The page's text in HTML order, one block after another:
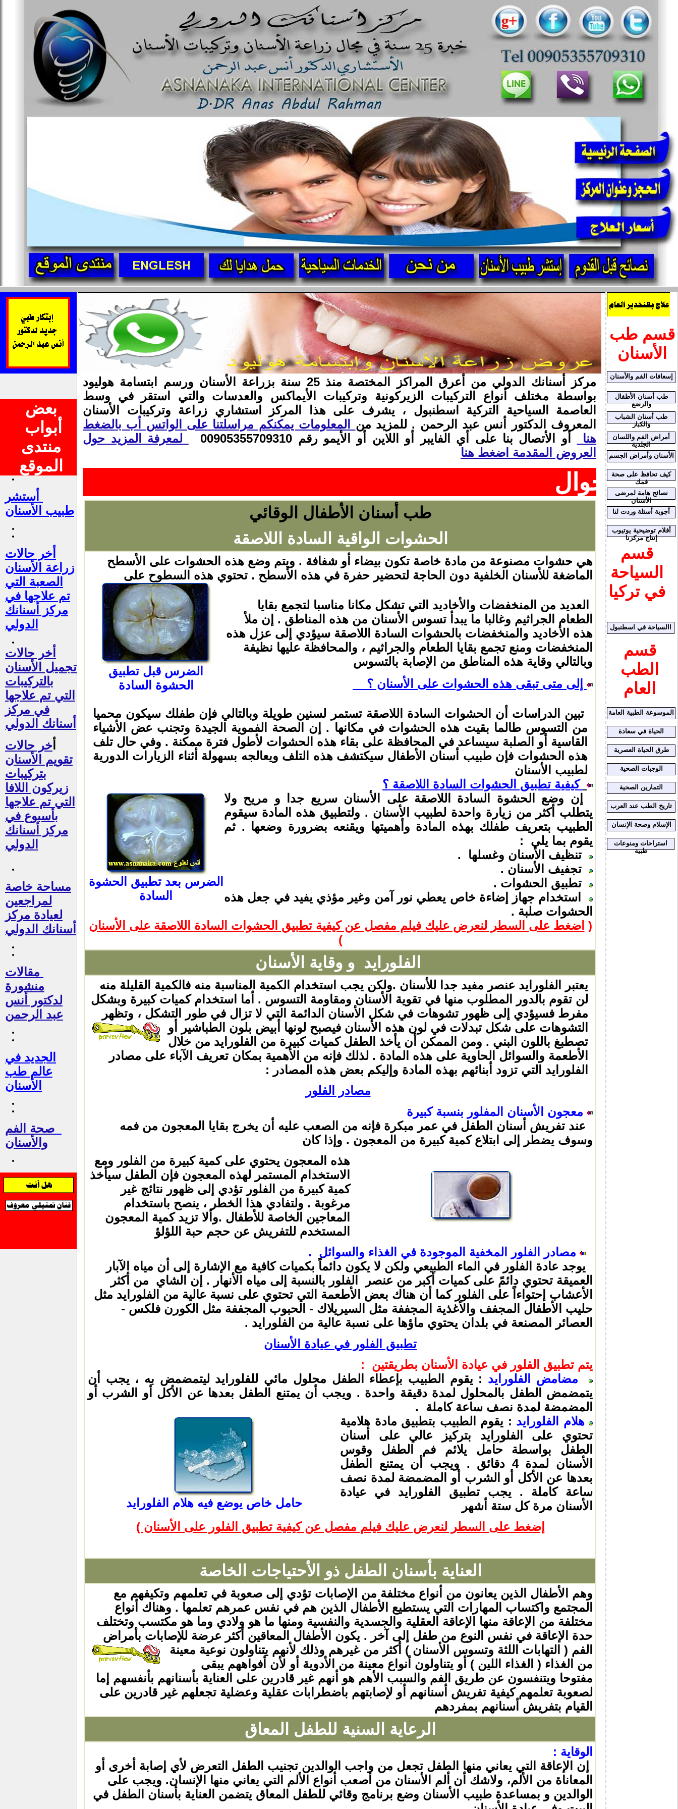
بعض
أبواب
منتدى
الموقع
أستشر
طبيب الأسنان
أخر حالات
زراعة الأسنان
الصعبة التي
تم علاجها في
مركز أسنانك
الدولي
أخر حالات
تجميل الأسنان
بالتركيبات
التي تم علاجها
في مركز
أسنانك الدولي
خر حالات
تقويم الأسنان
بتركيبات
زيركون اللافا
التي تم علاجها
بأسبوع في
مركز أسنانك
الدولي
مساحة خاصة
لمراجعين
لعيادة مركز
أسنانك الدولي
مقالات
منشورة
لدكتور أنس
عبد الرحمن
الجديد في
عالم طب
الأسنان
صحة الفم
والأسنان
مركز أسنانك الدولي من أعرق المراكز المختصة منذ 25 سنة بزراعة الأسنان ورسم ابتسامة هوليود
بواسطة مختلف أنواع التركيبات الزيركونية وتركيبات الأيماكس والعدسات والتي استقر في وسط
العاصمة السياحية التركية اسطنبول ، يشرف على هذا المركز استشاري زراعة وتركيبات الأسنان
المعروف الدكتور أنس عبد الرحمن . للمزيد من المعلومات يمكنكم مراسلتنا على الواتس أب بالضغط
هنا
أو الأتصال بنا على أي الفايبر أو اللاين أو الأيمو رقم 00905355709310
لمعرفة المزيد حول
العروض المقدمة اضغط هنا
طب أسنان الأطفال الوقائي
الحشوات الواقية السادة اللاصقة
هي حشوات مصنوعة من مادة خاصة تكون بيضاء أو شفافة . ويتم وضع هذه الحشوات على الأسطح
الماضغة للأسنان الخلفية دون الحاجة لتحضير حفرة في هذه الأسطح . تحتوي هذه السطوح على
العديد من المنخفضات والأخاديد التي تشكل مكانا مناسبا لتجمع بقايا
الطعام الجراثيم وغالبا ما يبدأ تسوس الأسنان من هذه المناطق . إن ملأ
هذه الأخاديد والمنخفضات بالحشوات السادة اللاصقة سيؤدي إلى عزل هذه
المنخفضات ومنع تجمع بقايا الطعام والجراثيم ، والمحافظة عليها نظيفة
وبالتالي وقاية هذه المناطق من الإصابة بالتسوس
إلى متى تبقى هذه الحشوات على الأسنان ؟
الضرس قبل تطبيق
الحشوة السادة
تبين الدراسات أن الحشوات السادة اللاصقة تستمر لسنين طويلة وبالتالي فإن طفلك سيكون محميا
من التسوس طالما بقيت هذه الحشوات في مكانها . إن الصحة الفموية الجيدة وتجنب عض الأشياء
القاسية أو الصلبة سيساعد في المحافظة على بقاء هذه الحشوات لأطول فترة ممكنة . وفي حال تلف
هذه الحشوات فإن طبيب أسنان الأطفال سيكتشف هذه التلف ويعالجه بسهولة أثناء الزيارات الدورية
لطبيب الأسنان
كيفية تطبيق الحشوات السادة اللاصقة ؟
إن وضع الحشوة السادة اللاصقة على الأسنان سريع جدا و مريح ولا
يتطلب أكثر من زيارة واحدة لطبيب الأسنان . ولتطبيق هذه المادة سيقوم
الطبيب بتعريف طفلك بهذه المادة وأهميتها ويقنعه بضرورة وضعها . ثم
يقوم بما يلي :
تنظيف الأسنان وغسلها .
تجفيف الأسنان .
تطبيق الحشوات .
استخدام جهاز إضاءة خاص يعطي نور آمن وغير مؤذي يفيد في جعل هذه
الحشوات صلبة .
الضرس بعد تطبيق الحشوة
السادة
( اضغط على السطر لنعرض عليك فيلم مفصل عن كيفية تطبيق الحشوات السادة اللاصقة على الأسنان
)
الفلورايد و وقاية الأسنان
يعتبر الفلورايد عنصر مفيد جدا للأسنان .ولكن يجب استخدام الكمية المناسبة منه فالكمية القليلة منه
لن تقوم بالدور المطلوب منها في تقوية الأسنان ومقاومة التسوس . أما استخدام كميات كبيرة وبشكل
مفرط فسيؤدي إلى ظهور تشوهات في شكل الأسنان الدائمة التي لا تزال في طور التشكل ، وتظهر
التشوهات على شكل تبدلات في لون هذه الأسنان فيصبح لونها أبيض بلون الطباشير أو
تصطبغ باللون البني . ومن الممكن أن يأخذ الطفل كميات كبيرة من الفلورايد من خلال
الأطعمة والسوائل الحاوية على هذه المادة . لذلك فإنه من الأهمية بمكان تعريف الآباء على مصادر
الفلورايد التي تزود أبنائهم بهذه المادة وإليكم بعض هذه المصادر :
مصادر الفلور
معجون الأسنان المفلور بنسبة كبيرة
عند تفريش أسنان الطفل في عمر مبكرة فإنه من الصعب عليه أن يخرج بقايا المعجون من فمه
وسوف يضطر إلى ابتلاع كمية كبيرة من المعجون . وإذا كان
هذه المعجون يحتوي على كمية كبيرة من الفلور ومع
الاستخدام المستمر لهذه المعجون فإن الطفل سيأخذ
كمية كبيرة من الفلور تؤدي إلى ظهور نتائج غير
مرغوبة . ولتفادي هذا الخطر ، ينصح باستخدام
المعاجين الخاصة للأطفال .وألا تزيد كمية المعجون
المستخدم للتفريش عن حجم حبة اللؤلؤ
مصادر الفلور المخفية الموجودة في الغذاء والسوائل .
يوجد عادة الفلور في الماء الطبيعي ولكن لا يكون دائماً بكميات كافية مع الإشارة إلى أن مياه الآبار
العميقة تحتوي دائمً على كميات أكبر من عنصر الفلور بالنسبة إلى مياه الأنهار . إن الشاي من أكثر
الأعشاب إحتواءاً على الفلور كما أن هناك بعض الأطعمة التي تحتوي على نسبة عالية من الفلورايد مثل
حليب الأطفال المجفف والأغذية المجففة مثل السيريلاك - الحبوب المجففة مثل الكورن فلكس -
العصائر المصنعة في بلدان يحتوي ماؤها على نسبة عالية من الفلورايد .
تطبيق الفلور في عيادة الأسنان
يتم تطبيق الفلور في عيادة الأسنان بطريقتين :
مضامض الفلورايد : يقوم الطبيب بإعطاء الطفل محلول مائي للفلورايد ليتمضمض به ، يجب أن
يتمضمض الطفل بالمحلول لمدة دقيقة واحدة . ويجب أن يمتنع الطفل بعدها عن الأكل أو الشرب أو
المضمضة لمدة نصف ساعة كاملة .
هلام الفلورايد : يقوم الطبيب بتطبيق مادة هلامية
تحتوي على الفلورايد بتركيز عالي على أسنان
الطفل بواسطة حامل يلائم فم الطفل وقوس
الأسنان لمدة 4 دقائق . ويجب أن يمتنع الطفل
بعدها عن الأكل أو الشرب أو المضمضة لمدة نصف
ساعة كاملة . يجب تطبيق الفلورايد في عيادة
الأسنان مرة كل ستة أشهر
حامل خاص يوضع فيه هلام الفلورايد
إضغط على السطر لنعرض عليك فيلم مفصل عن كيفية تطبيق الفلور على الأسنان )
العناية بأسنان الطفل ذو الأحتياجات الخاصة
وهم الأطفال الذين يعانون من أنواع مختلفة من الإصابات تؤدي إلى صعوبة في تعلمهم وتكيفهم مع
المجتمع واكتساب المهارات التي يستطيع الأطفال الذين هم في نفس عمرهم تعلمها . وهناك أنواع
مختلفة من الإعاقة منها الإعاقة العقلية والجسدية والنفسية ومنها ما هو ولادي وما هو مكتسب وتختلف
حدة الإعاقة في نفس النوع من طفل إلى آخر . يكون الأطفال المعاقين أكثر عرضة للإصابات بأمراض
الفم ( التهابات اللثة وتسوس الأسنان ) أكثر من غيرهم وذلك لأنهم يتناولون نوعية معينة
من الغذاء ( الغذاء اللين ) أو يتناولون أنواع معينة من الأدوية أو لأن أفواههم يبقى
مفتوحا ويتنفسون عن طريق الفم والسبب الأهم هو أنهم غير قادرين على العناية بأسنانهم بأنفسهم إما
لصعوبة تعلمهم كيفية تفريش أسنانهم أو لإصابتهم باضطرابات عقلية وعضلية تجعلهم غير قادرين على
القيام بتفريش أسنانهم بمفردهم
الرعاية السنية للطفل المعاق
الوقاية :
إن الإعاقة التي يعاني منها الطفل تجعل من واجب الوالدين تجنيب الطفل التعرض لأي إصابة أخرى أو
المعاناة من الألم، ولاشك أن ألم الأسنان من أصعب أنواع الألم التي يعاني منها الإنسان. ويجب على
الوالدين و بمساعدة طبيب الأسنان وضع برنامج وقائي للطفل المعاق يتضمن العناية بأسنان الطفل في
قسم طب
الأسنان
إسعافات الفم والأسنان
طب أسنان الأطفال
والرضع
طب أسنان الشباب
والكبار
أمراض الفم واللسان
الجلدية
الأسنان وأمراض الجسم
كيف تحافظ على صحة
فمك
نصائح هامة لمرضى
الأسنان
أجوبة أسئلة وردت لنا
أفلام توضيحية يوتيوب
إنتاج مركزنا
قسم
السياحة
في تركيا
االسياحة في اسطنبول
قسم
الطب
العام
الموسوعة الطبية العامة
الحياة في سعادة
طرق الحياة العصرية
الوجبات الصحية
التمارين الصحية
تاريخ الطب عند العرب
الإسلام وصحة الإنسان
استراحات ومنوعات
طبية